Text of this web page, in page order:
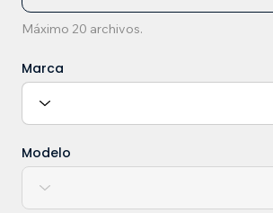
Máximo 20 archivos.
Marca
Modelo